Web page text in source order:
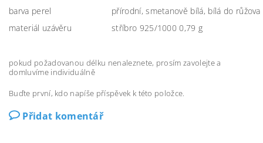
barva perel
přírodní, smetanově bílá, bílá do růžova
materiál uzávěru
stříbro 925/1000 0,79 g
pokud požadovanou délku nenaleznete, prosím zavolejte a
domluvíme individuálně
Buďte první, kdo napíše příspěvek k této položce.
Přidat komentář